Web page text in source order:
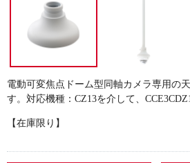
電動可変焦点ドーム型同軸カメラ専用の
す。対応機種：CZ13を介して、
【在庫限り】